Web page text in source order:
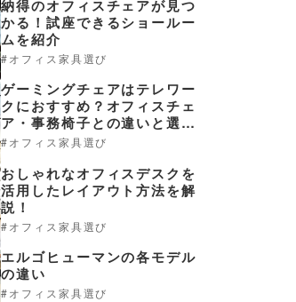
納得のオフィスチェアが見つ
かる！試座できるショールー
ムを紹介
オフィス家具選び
ゲーミングチェアはテレワー
クにおすすめ？オフィスチェ
ア・事務椅子との違いと選び
方オフィス家具選び
おしゃれなオフィスデスクを
活用したレイアウト方法を解
説！
オフィス家具選び
エルゴヒューマンの各モデル
の違い
オフィス家具選び